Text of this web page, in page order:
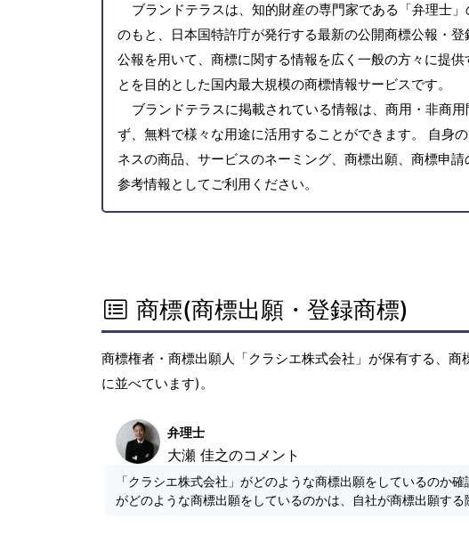
ブランドテラスは、知的財産の専門家である「弁理士」
のもと、日本国特許庁が発行する最新の公開商標公報・登
公報を用いて、商標に関する情報を広く一般の方々に提供
とを目的とした国内最大規模の商標情報サービスです。
ブランドテラスに掲載されている情報は、商用・非商用
ず、無料で様々な用途に活用することができます。 自身
ネスの商品、サービスのネーミング、商標出願、商標申請
参考情報としてご利用ください。
商標(商標出願・登録商標)
商標権者・商標出願人「クラシエ株式会社」が保有する、
に並べています)。
弁理士
大瀬 佳之のコメント
「クラシエ株式会社」がどのような商標出願をしているのか
がどのような商標出願をしているのかは、自社が商標出願する